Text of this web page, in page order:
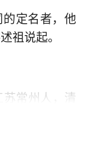
的定名者，他
祖说起。
常州人，清
裁，排除异
谋杀害宋教